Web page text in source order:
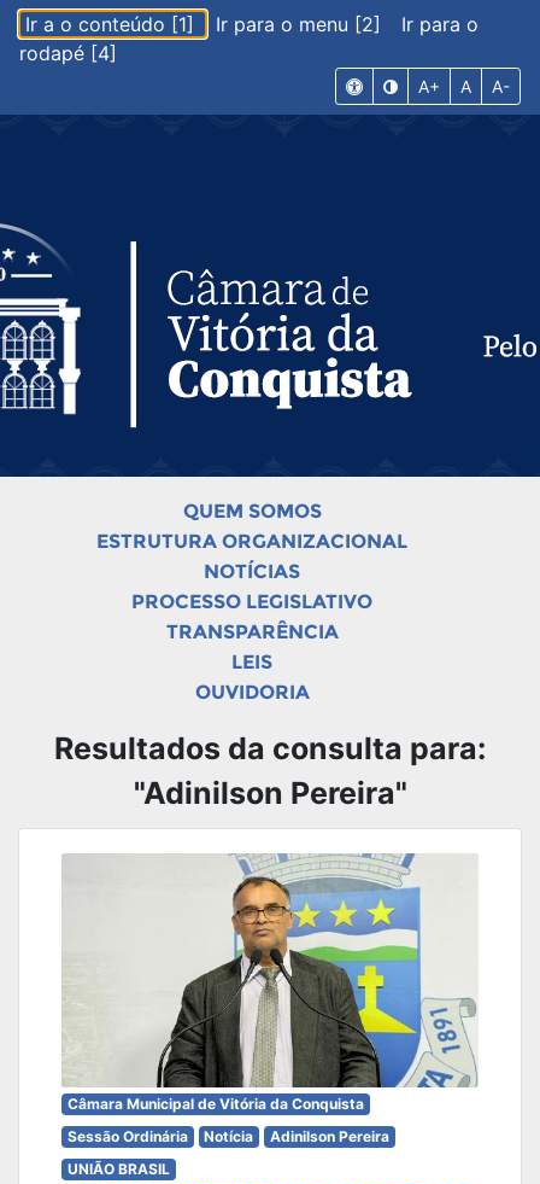
Ir a o conteúdo [1] Ir para o menu [2]
Ir para o
rodapé [4]
A+ A A-
QUEM SOMOS
ESTRUTURA ORGANIZACIONAL
NOTÍCIAS
PROCESSO LEGISLATIVO
TRANSPARÊNCIA
LEIS
OUVIDORIA
Resultados da consulta para:
"Adinilson Pereira"
Câmara Municipal de Vitória da Conquista
Sessão Ordinária
Notícia
Adinilson Pereira
UNIÃO BRASIL